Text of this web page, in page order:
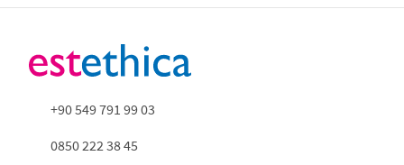
+90 549 791 99 03
0850 222 38 45